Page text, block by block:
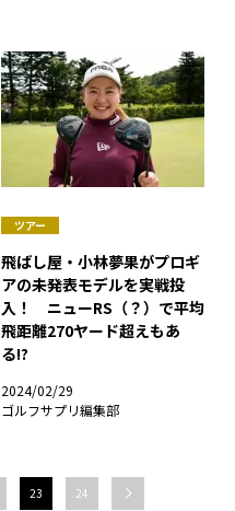
ツアー
飛ばし屋・小林夢果がプロギ
アの未発表モデルを実戦投
入！ ニューRS（？）で平均
飛距離270ヤード超えもあ
る!?
2024/02/29
ゴルフサプリ編集部
23 24